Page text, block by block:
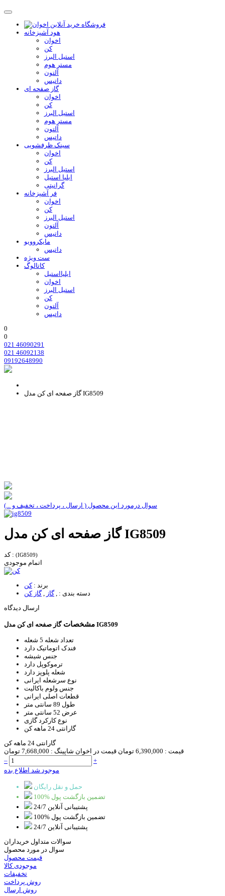
هود آشپزخانه
اخوان
کن
استیل البرز
مستر هوم
آلتون
داتیس
گاز صفحه ای
اخوان
کن
استیل البرز
مستر هوم
آلتون
داتیس
سینک ظرفشویی
اخوان
کن
استیل البرز
ایلیا استیل
گرانیتی
فر آشپزخانه
اخوان
کن
استیل البرز
آلتون
داتیس
مایکروویو
داتیس
ست ویژه
کاتالوگ
ایلیااستیل
اخوان
استیل البرز
کن
آلتون
داتیس
0
0
021 46090291
021 46092138
09192648990
گاز صفحه ای کن مدل IG8509
سوال درمورد این محصول ( ارسال ، پرداخت ، تخفیف و ...)
گاز صفحه ای کن مدل IG8509
کد : (IG8509)
اتمام موجودی
برند :کن
دسته بندی : ,گاز ,گاز کن
ارسال دیدگاه
مشخصات گاز صفحه ای کن مدل IG8509
تعداد شعله 5 شعله
فندک اتوماتیک دارد
جنس شیشه
ترموکوپل دارد
شعله پلوپز دارد
نوع سرشعله ایرانی
جنس ولوم باکالیت
قطعات اصلی ایرانی
طول 89 سانتی متر
عرض 52 سانتی متر
نوع کارکردگازی
گارانتی 24 ماهه کن
گارانتی 24 ماهه کن
قیمت : 6,390,000 تومان قیمت در اخوان شاپینگ : 7,668,000 تومان
–
+
موجود شد اطلاع بده
حمل و نقل رایگان
100% تضمین بازگشت پول
پشتیبانی آنلاین 24/7
100% تضمین بازگشت پول
پشتیبانی آنلاین 24/7
سوالات متداول خریداران
سوال در مورد محصول
قیمت محصول
موجودی کالا
تخفیفات
روش پرداخت
روش ارسال